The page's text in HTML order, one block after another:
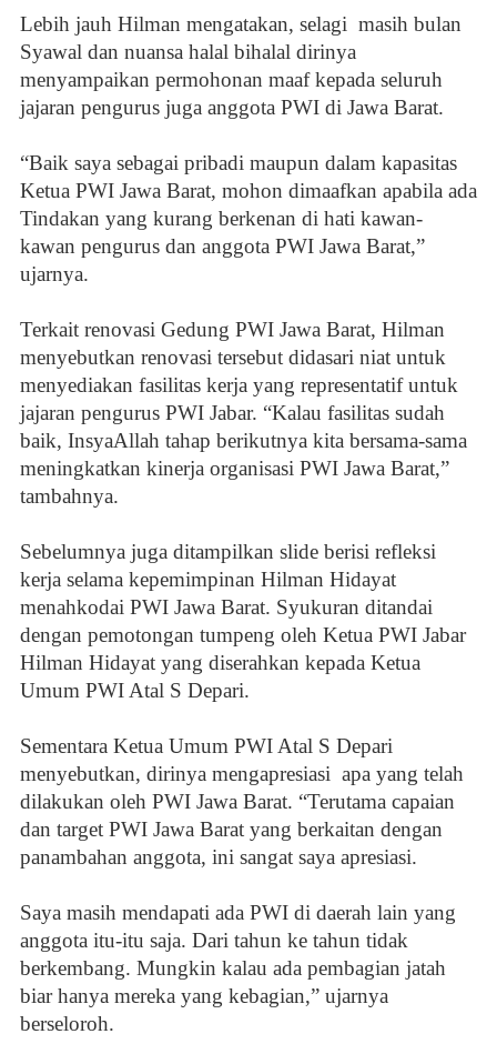
Lebih jauh Hilman mengatakan, selagi masih bulan
Syawal dan nuansa halal bihalal dirinya
menyampaikan permohonan maaf kepada seluruh
jajaran pengurus juga anggota PWI di Jawa Barat.
“Baik saya sebagai pribadi maupun dalam kapasitas
Ketua PWI Jawa Barat, mohon dimaafkan apabila ada
Tindakan yang kurang berkenan di hati kawan-
kawan pengurus dan anggota PWI Jawa Barat,”
ujarnya.
Terkait renovasi Gedung PWI Jawa Barat, Hilman
menyebutkan renovasi tersebut didasari niat untuk
menyediakan fasilitas kerja yang representatif untuk
jajaran pengurus PWI Jabar. “Kalau fasilitas sudah
baik, InsyaAllah tahap berikutnya kita bersama-sama
meningkatkan kinerja organisasi PWI Jawa Barat,”
tambahnya.
Sebelumnya juga ditampilkan slide berisi refleksi
kerja selama kepemimpinan Hilman Hidayat
menahkodai PWI Jawa Barat. Syukuran ditandai
dengan pemotongan tumpeng oleh Ketua PWI Jabar
Hilman Hidayat yang diserahkan kepada Ketua
Umum PWI Atal S Depari.
Sementara Ketua Umum PWI Atal S Depari
menyebutkan, dirinya mengapresiasi apa yang telah
dilakukan oleh PWI Jawa Barat. “Terutama capaian
dan target PWI Jawa Barat yang berkaitan dengan
panambahan anggota, ini sangat saya apresiasi.
Saya masih mendapati ada PWI di daerah lain yang
anggota itu-itu saja. Dari tahun ke tahun tidak
berkembang. Mungkin kalau ada pembagian jatah
biar hanya mereka yang kebagian,” ujarnya
berseloroh.